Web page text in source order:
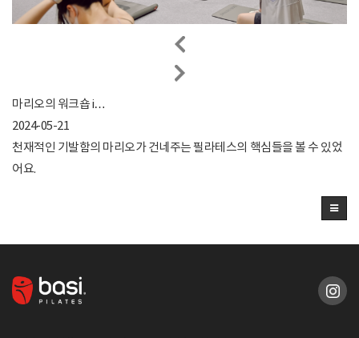
마리오의 워크숍 i…
2024-05-21
천재적인 기발함의 마리오가 건네주는 필라테스의 핵심들을 볼 수 있었
어요.